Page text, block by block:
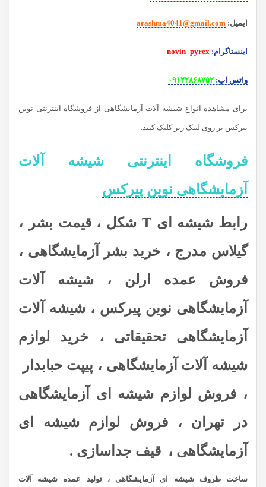
ایمیل:
arashma4041@gmail.com
اینستاگرام:
novin_pyrex
واتس اپ: ۰۹۱۲۲۸۶۸۷۵۲
برای مشاهده انواع شیشه آلات آزمایشگاهی از فروشگاه اینترنتی نوین
پیرکس بر روی لینک زیر کلیک کنید.
فروشگاه اینترنتی شیشه آلات
آزمایشگاهی نوین پیرکس
رابط شیشه ای T شکل ، قیمت بشر ،
گیلاس مدرج ، خرید بشر آزمایشگاهی ،
فروش عمده ارلن ، شیشه آلات
آزمایشگاهی نوین پیرکس ، شیشه آلات
آزمایشگاهی تحقیقاتی ، خرید لوازم
شیشه آلات آزمایشگاهی ، پیپت حبابدار
، فروش لوازم شیشه ای آزمایشگاهی
در تهران ، فروش لوازم شیشه ای
آزمایشگاهی ، قیف جداسازی .
ساخت ظروف شیشه ای آزمایشگاهی ، تولید عمده شیشه آلات